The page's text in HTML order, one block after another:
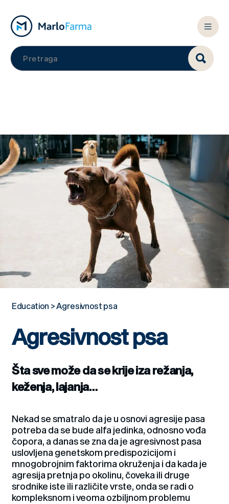
Education >Agresivnost psa
Agresivnost psa
Šta sve može da se krije iza režanja,
keženja, lajanja…
Nekad se smatralo da je u osnovi agresije pasa
potreba da se bude alfa jedinka, odnosno vođa
čopora, a danas se zna da je agresivnost pasa
uslovljena genetskom predispozicijom i
mnogobrojnim faktorima okruženja i da kada je
agresija pretnja po okolinu, čoveka ili druge
srodnike iste ili različite vrste, onda se radi o
kompleksnom i veoma ozbiljnom problemu